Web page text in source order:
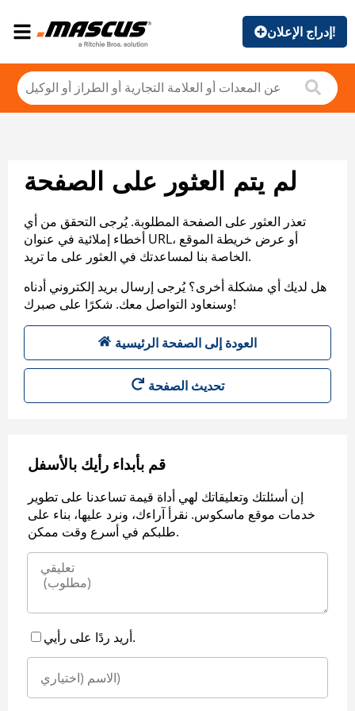
إدراج الإعلان!
لم يتم العثور على الصفحة
تعذر العثور على الصفحة المطلوبة. يُرجى التحقق من أي
أخطاء إملائية في عنوان URL، أو عرض خريطة الموقع
الخاصة بنا لمساعدتك في العثور على ما تريد.
هل لديك أي مشكلة أخرى؟ يُرجى إرسال بريد إلكتروني أدناه
وسنعاود التواصل معك. شكرًا على صبرك!
العودة إلى الصفحة الرئيسية
تحديث الصفحة
قم بأبداء رأيك بالأسفل
إن أسئلتك وتعليقاتك لهي أداة قيمة تساعدنا على تطوير
خدمات موقع ماسكوس. نقرأ آراءك، ونرد عليها، بناء على
طلبكم في أسرع وقت ممكن.
أريد ردًا على رأيي.